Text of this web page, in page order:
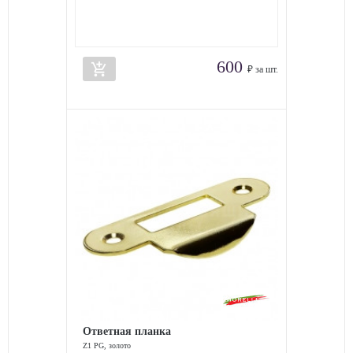
add_shopping_cart 600 ₽ за шт.
Ответная планка
Z1 PG, золото